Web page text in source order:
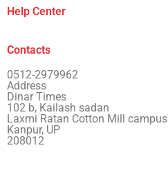
Help Center
Contacts
0512-2979962
Address
Dinar Times
102 b, Kailash sadan
Laxmi Ratan Cotton Mill campus
Kanpur, UP
208012